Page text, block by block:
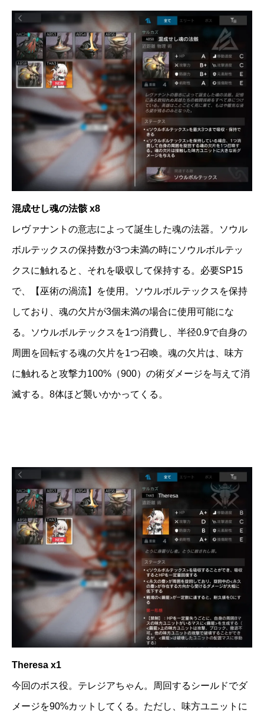
混成せし魂の法骸 x8
レヴァナントの意志によって誕生した魂の法器。ソウル
ボルテックスの保持数が3つ未満の時にソウルボルテッ
クスに触れると、それを吸収して保持する。必要SP15
で、【巫術の渦流】を使用。ソウルボルテックスを保持
しており、魂の欠片が3個未満の場合に使用可能にな
る。ソウルボルテックスを1つ消費し、半径0.9で自身の
周囲を回転する魂の欠片を1つ召喚。魂の欠片は、味方
に触れると攻撃力100%（900）の術ダメージを与えて消
滅する。8体ほど襲いかかってくる。
Theresa x1
今回のボス役。テレジアちゃん。周回するシールドでダ
メージを90%カットしてくる。ただし、味方ユニットに